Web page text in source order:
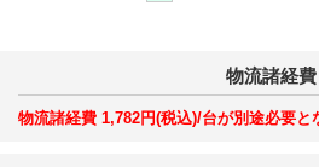
物流諸経費
物流諸経費 1,782円(税込)/台が別途必要と